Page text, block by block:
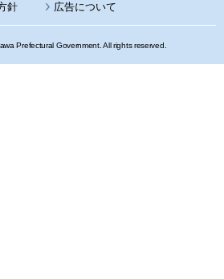
針 広告について
Prefectural Government. All rights reserved.